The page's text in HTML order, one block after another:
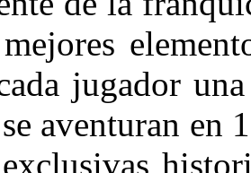
jugador
aventuran en